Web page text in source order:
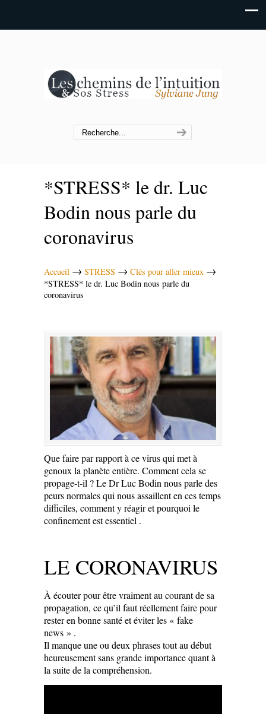
*STRESS* le dr. Luc
Bodin nous parle du
coronavirus
Accueil → STRESS → Clés pour aller mieux →
*STRESS* le dr. Luc Bodin nous parle du
coronavirus
Que faire par rapport à ce virus qui met à
genoux la planète entière. Comment cela se
propage-t-il ? Le Dr Luc Bodin nous parle des
peurs normales qui nous assaillent en ces temps
difficiles, comment y réagir et pourquoi le
confinement est essentiel .
LE CORONAVIRUS
À écouter pour être vraiment au courant de sa
propagation, ce qu’il faut réellement faire pour
rester en bonne santé et éviter les « fake
news » .
Il manque une ou deux phrases tout au début
heureusement sans grande importance quant à
la suite de la compréhension.